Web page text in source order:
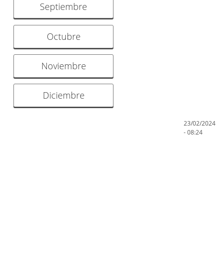
Septiembre
Octubre
Noviembre
Diciembre
23/02/2024
- 08:24